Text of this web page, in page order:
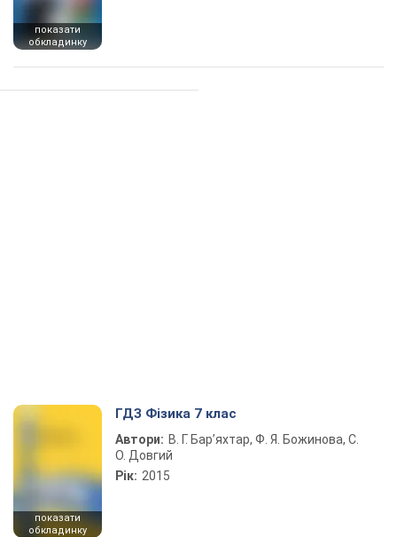
показати
обкладинку
показати
обкладинку
ГДЗ Фізика 7 клас
Автори: В. Г. Бар’яхтар, Ф. Я. Божинова, С.
О. Довгий
Рік: 2015